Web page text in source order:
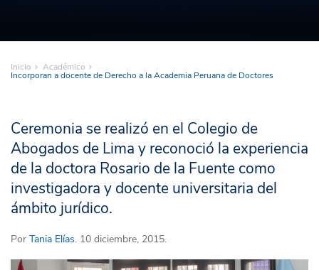
Inicio Académico
Incorporan a docente de Derecho a la Academia Peruana de Doctores
Ceremonia se realizó en el Colegio de
Abogados de Lima y reconoció la experiencia
de la doctora Rosario de la Fuente como
investigadora y docente universitaria del
ámbito jurídico.
Por Tania Elías. 10 diciembre, 2015.